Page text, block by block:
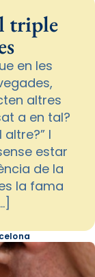
triple
en les
altres
a en tal?
altre?” I
estar
de la
la fama